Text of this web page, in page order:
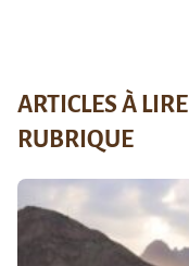
ARTICLES À
RUBRIQUE